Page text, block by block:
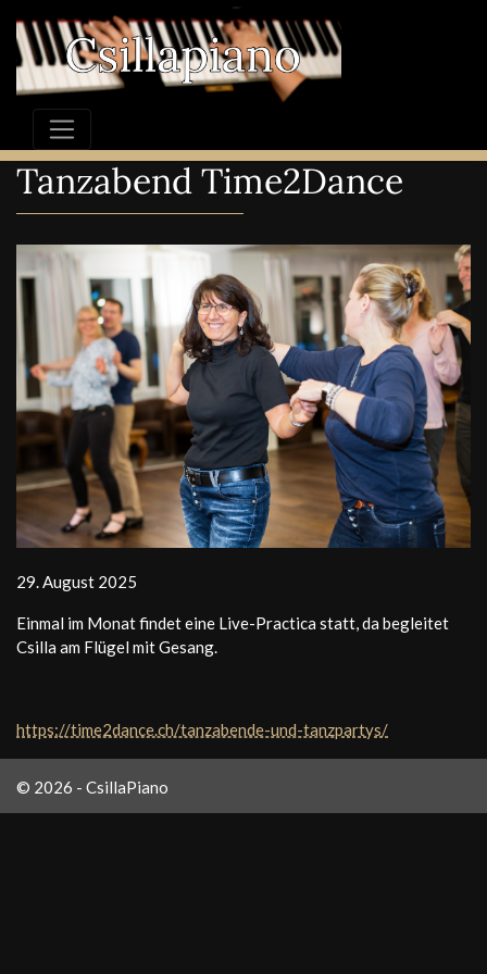
Tanzabend Time2Dance
29. August 2025
Einmal im Monat findet eine Live-Practica statt, da begleitet
Csilla am Flügel mit Gesang.
https://time2dance.ch/tanzabende-und-tanzpartys/
© 2026 - CsillaPiano